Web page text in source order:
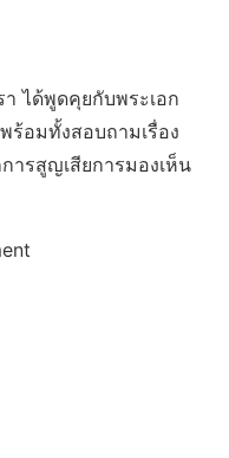
า ได้พูดคุยกับพระเอก
อมทั้งสอบถามเรื่อง
ารสูญเสียการมองเห็น